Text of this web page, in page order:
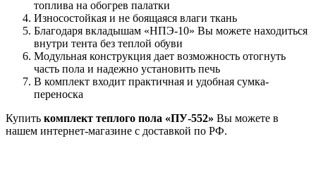
топлива на обогрев палатки
Износостойкая и не боящаяся влаги ткань
Благодаря вкладышам «НПЭ-10» Вы можете находиться
внутри тента без теплой обуви
Модульная конструкция дает возможность отогнуть
часть пола и надежно установить печь
В комплект входит практичная и удобная сумка-
переноска
Купить комплект теплого пола «ПУ-552» Вы можете в
нашем интернет-магазине с доставкой по РФ.